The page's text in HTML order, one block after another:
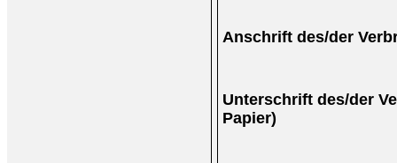
Anschrift des/der
Unterschrift des/der
Papier)